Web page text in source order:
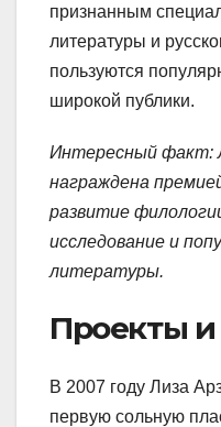
признанным
литературы и
пользуются
широкой публики.
Интересный факт:
награждена
развитие
исследование и
литературы.
Проекты и
В 2007 году Лиза
первую сольную